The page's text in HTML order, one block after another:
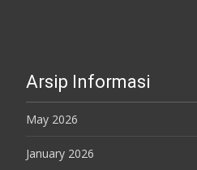
Arsip Informasi
May 2026
January 2026